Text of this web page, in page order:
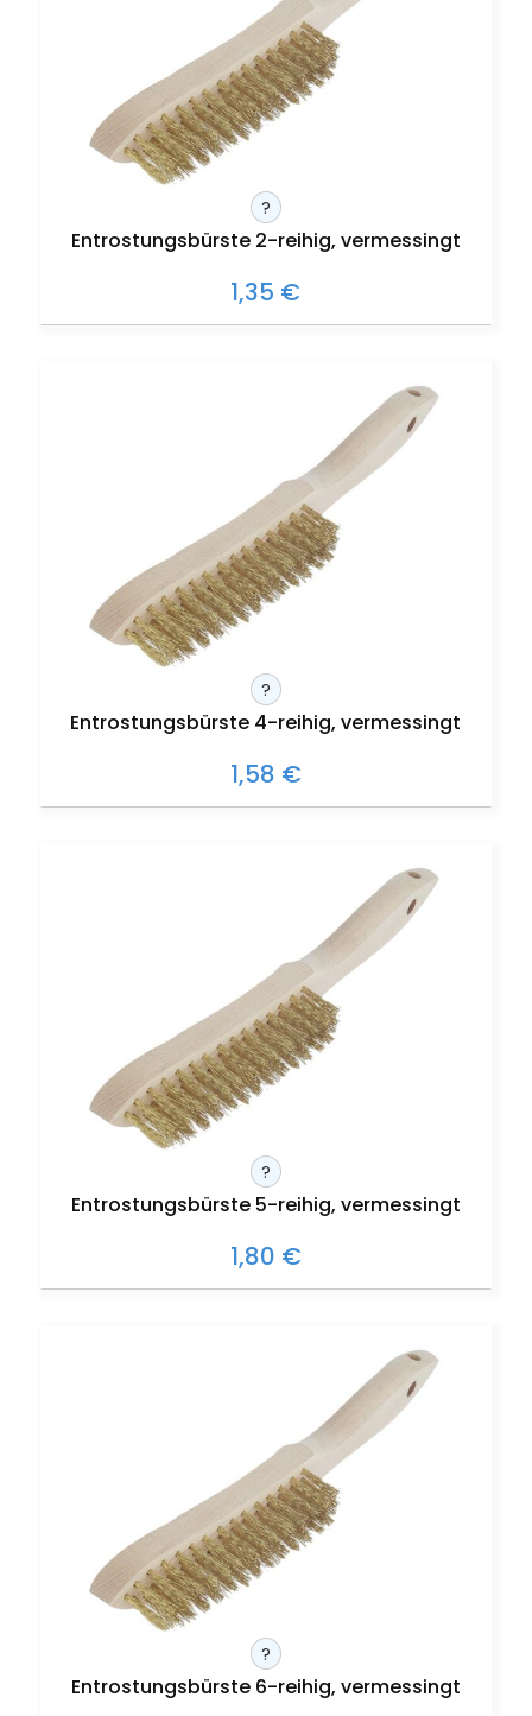
?
Entrostungsbürste 2-reihig, vermessingt
1,35 €
?
Entrostungsbürste 4-reihig, vermessingt
1,58 €
?
Entrostungsbürste 5-reihig, vermessingt
1,80 €
?
Entrostungsbürste 6-reihig, vermessingt